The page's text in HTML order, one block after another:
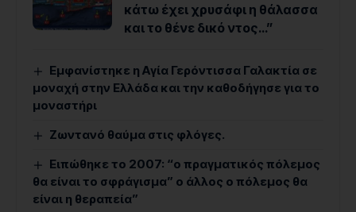
κάτω έχει χρυσάφι η θάλασσα
και το θένε δικό ντος…”
Εμφανίστηκε η Αγία Γερόντισσα Γαλακτία σε
μοναχή στην Ελλάδα και την καθοδήγησε για το
μοναστήρι
Ζωντανό θαύμα στις φλόγες.
Eιπώθηκε το 2007: “ο πραγματικός πόλεμος
θα είναι το σφράγισμα” ο άλλος ο πόλεμος θα
είναι η θεραπεία”